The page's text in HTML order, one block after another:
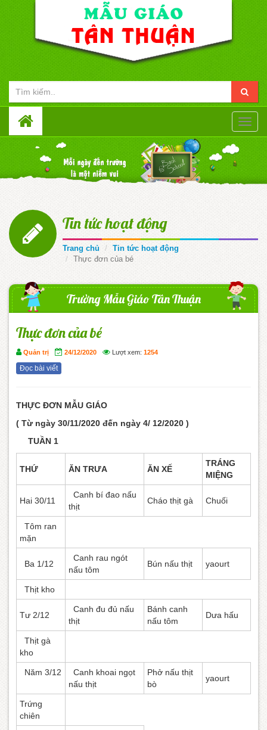
Toggle
Tin tức hoạt động
Trang chủ
Tin tức hoạt động
Thực đơn của bé
Trường Mẫu Giáo Tân Thuận
Thực đơn của bé
Quản trị 24/12/2020 Lượt xem: 1254
Đọc bài viết
THỰC ĐƠN MẪU GIÁO
( Từ ngày 30/11/2020 đến ngày 4/ 12/2020 )
TUẦN 1
THỨ ĂN TRƯA ĂN XẾ
TRÁNG
MIỆNG
Hai 30/11
Canh bí đao nấu
thịt
Cháo thịt gà Chuối
Tôm ran
mặn
Ba 1/12
Canh rau ngót
nấu tôm
Bún nấu thịt yaourt
Thịt kho
Tư 2/12
Canh đu đủ nấu
thịt
Bánh canh
nấu tôm
Dưa hấu
Thịt gà
kho
Năm 3/12
Canh khoai ngọt
nấu thịt
Phở nấu thịt
bò
yaourt
Trứng
chiên